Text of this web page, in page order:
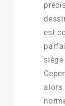
est
alors